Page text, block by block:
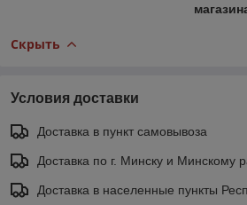
Скрыть
Условия доставки
Доставка в пункт самовывоза
Доставка по г. Минску и Минскому
Доставка в населенные пункты